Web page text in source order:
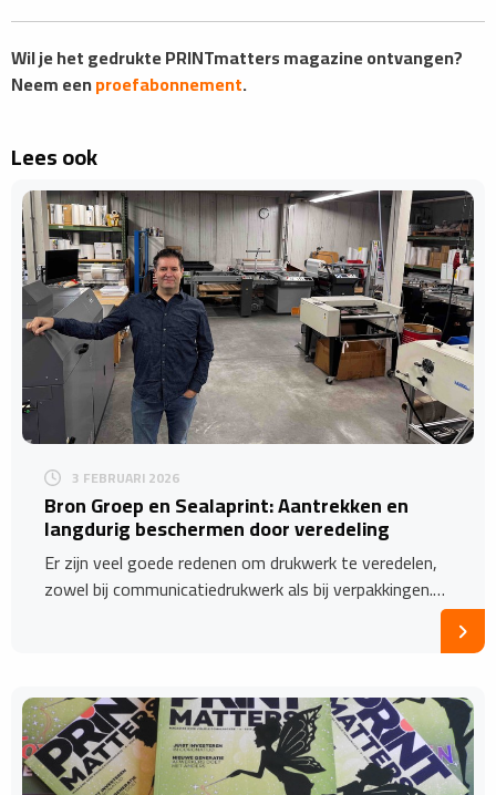
Wil je het gedrukte PRINTmatters magazine ontvangen?
Neem eenproefabonnement.
Lees ook
3 FEBRUARI 2026
Bron Groep en Sealaprint: Aantrekken en
langdurig beschermen door veredeling
Er zijn veel goede redenen om drukwerk te veredelen,
zowel bij communicatiedrukwerk als bij verpakkingen.…